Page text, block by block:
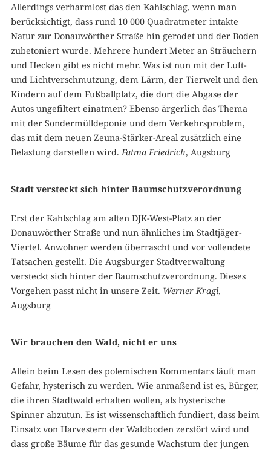
Allerdings verharmlost das den Kahlschlag, wenn man
berücksichtigt, dass rund 10 000 Quadratmeter intakte
Natur zur Donauwörther Straße hin gerodet und der Boden
zubetoniert wurde. Mehrere hundert Meter an Sträuchern
und Hecken gibt es nicht mehr. Was ist nun mit der Luft-
und Lichtverschmutzung, dem Lärm, der Tierwelt und den
Kindern auf dem Fußballplatz, die dort die Abgase der
Autos ungefiltert einatmen? Ebenso ärgerlich das Thema
mit der Sondermülldeponie und dem Verkehrsproblem,
das mit dem neuen Zeuna-Stärker-Areal zusätzlich eine
Belastung darstellen wird. Fatma Friedrich, Augsburg
Stadt versteckt sich hinter Baumschutzverordnung
Erst der Kahlschlag am alten DJK-West-Platz an der
Donauwörther Straße und nun ähnliches im Stadtjäger-
Viertel. Anwohner werden überrascht und vor vollendete
Tatsachen gestellt. Die Augsburger Stadtverwaltung
versteckt sich hinter der Baumschutzverordnung. Dieses
Vorgehen passt nicht in unsere Zeit. Werner Kragl,
Augsburg
Wir brauchen den Wald, nicht er uns
Allein beim Lesen des polemischen Kommentars läuft man
Gefahr, hysterisch zu werden. Wie anmaßend ist es, Bürger,
die ihren Stadtwald erhalten wollen, als hysterische
Spinner abzutun. Es ist wissenschaftlich fundiert, dass beim
Einsatz von Harvestern der Waldboden zerstört wird und
dass große Bäume für das gesunde Wachstum der jungen